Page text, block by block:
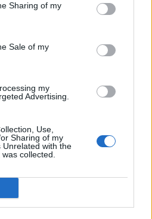
Sharing of my
Sale of my
my
Advertising.
Use,
Sharing of my
Unrelated with the
collected.